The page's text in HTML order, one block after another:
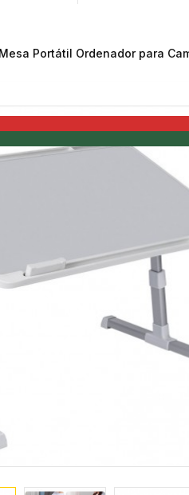
Mesa Portátil Ordenador para